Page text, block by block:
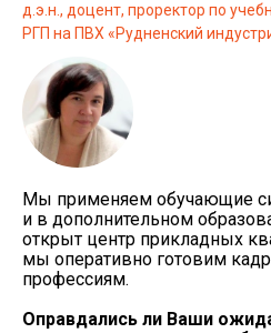
д.э.н., доцент, проректор по
РГП на ПВХ «Рудненский
Мы применяем обучающие
и в дополнительном
открыт центр прикладных
мы оперативно готовим
профессиям.
Оправдались ли Ваши